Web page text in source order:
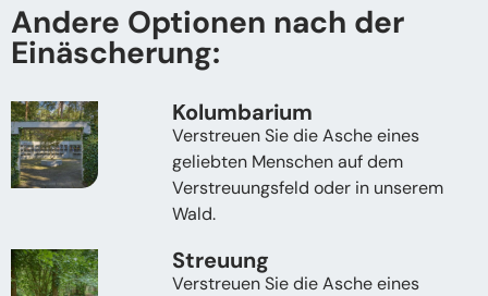
Andere Optionen nach der
Einäscherung:
Kolumbarium
Verstreuen Sie die Asche eines
geliebten Menschen auf dem
Verstreuungsfeld oder in unserem
Wald.
Streuung
Verstreuen Sie die Asche eines